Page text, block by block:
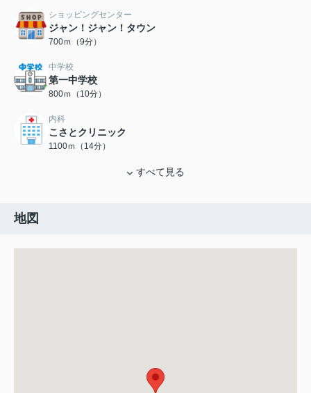
ショッピングセンター
ジャン！ジャン！タウン
700ｍ（9分）
中学校
第一中学校
800ｍ（10分）
内科
こさとクリニック
1100ｍ（14分）
すべて見る
地図